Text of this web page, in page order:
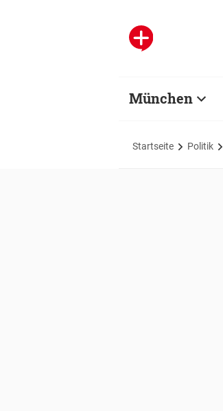
München
Startseite Politik